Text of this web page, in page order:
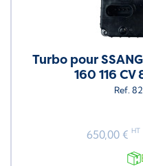
Turbo pour
160 116
Ref.
650,00 € HT